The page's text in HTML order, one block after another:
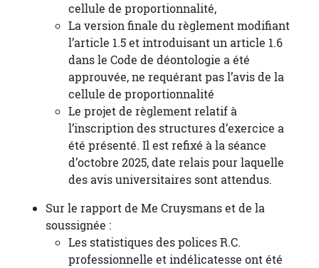
cellule de proportionnalité,
La version finale du règlement modifiant
l’article 1.5 et introduisant un article 1.6
dans le Code de déontologie a été
approuvée, ne requérant pas l’avis de la
cellule de proportionnalité
Le projet de règlement relatif à
l’inscription des structures d’exercice a
été présenté. Il est refixé à la séance
d’octobre 2025, date relais pour laquelle
des avis universitaires sont attendus.
Sur le rapport de Me Cruysmans et de la
soussignée :
Les statistiques des polices R.C.
professionnelle et indélicatesse ont été